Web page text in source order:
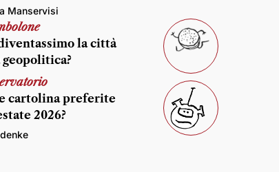
Manservisi
la città
cartolina preferite
2026?